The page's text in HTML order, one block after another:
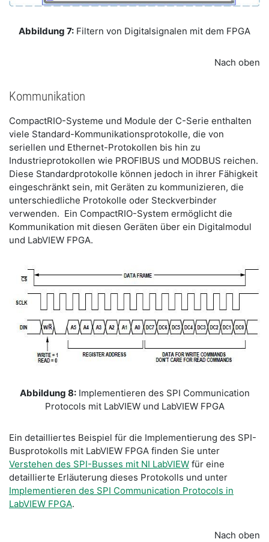
Abbildung 7: Filtern von Digitalsignalen mit dem FPGA
Nach oben
Kommunikation
CompactRIO-Systeme und Module der C-Serie enthalten
viele Standard-Kommunikationsprotokolle, die von
seriellen und Ethernet-Protokollen bis hin zu
Industrieprotokollen wie PROFIBUS und MODBUS reichen.
Diese Standardprotokolle können jedoch in ihrer Fähigkeit
eingeschränkt sein, mit Geräten zu kommunizieren, die
unterschiedliche Protokolle oder Steckverbinder
verwenden. Ein CompactRIO-System ermöglicht die
Kommunikation mit diesen Geräten über ein Digitalmodul
und LabVIEW FPGA.
Abbildung 8:Implementieren des SPI Communication
Protocols mit LabVIEW und LabVIEW FPGA
Ein detailliertes Beispiel für die Implementierung des SPI-
Busprotokolls mit LabVIEW FPGA finden Sie unter
Verstehen des SPI-Busses mit NI LabVIEW für eine
detaillierte Erläuterung dieses Protokolls und unter
Implementieren des SPI Communication Protocols in
LabVIEW FPGA.
Nach oben